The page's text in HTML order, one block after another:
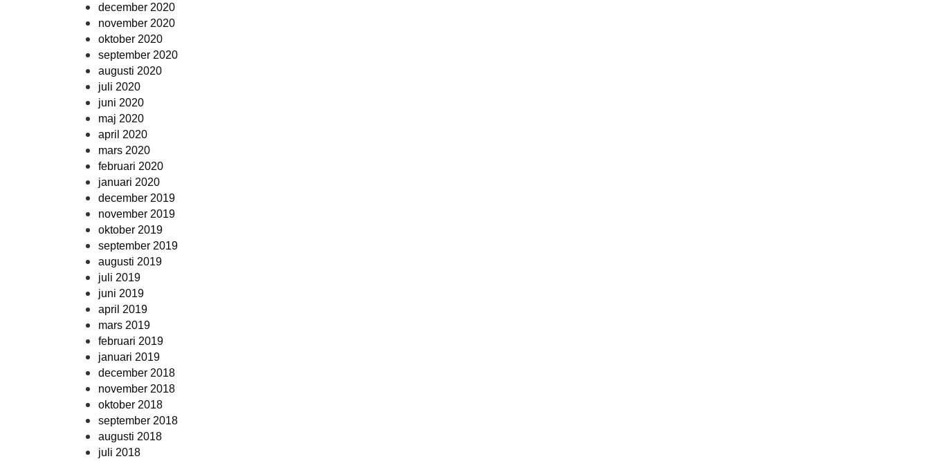
december 2020
november 2020
oktober 2020
september 2020
augusti 2020
juli 2020
juni 2020
maj 2020
april 2020
mars 2020
februari 2020
januari 2020
december 2019
november 2019
oktober 2019
september 2019
augusti 2019
juli 2019
juni 2019
april 2019
mars 2019
februari 2019
januari 2019
december 2018
november 2018
oktober 2018
september 2018
augusti 2018
juli 2018